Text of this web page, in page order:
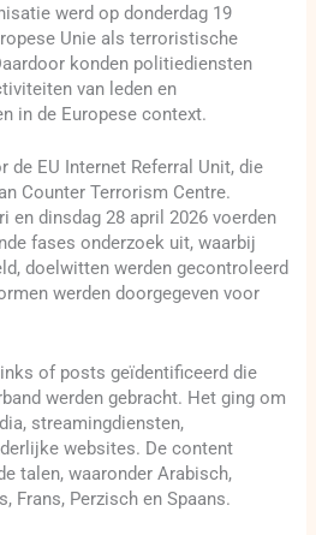
werd op donderdag 19
Unie als terroristische
konden politiediensten
van leden en
in de Europese context.
de EU Internet Referral Unit, die
Counter Terrorism Centre.
en dinsdag 28 april 2026 voerden
fases onderzoek uit, waarbij
doelwitten werden gecontroleerd
werden doorgegeven voor
of posts geïdentificeerd die
werden gebracht. Het ging om
streamingdiensten,
websites. De content
talen, waaronder Arabisch,
Frans, Perzisch en Spaans.